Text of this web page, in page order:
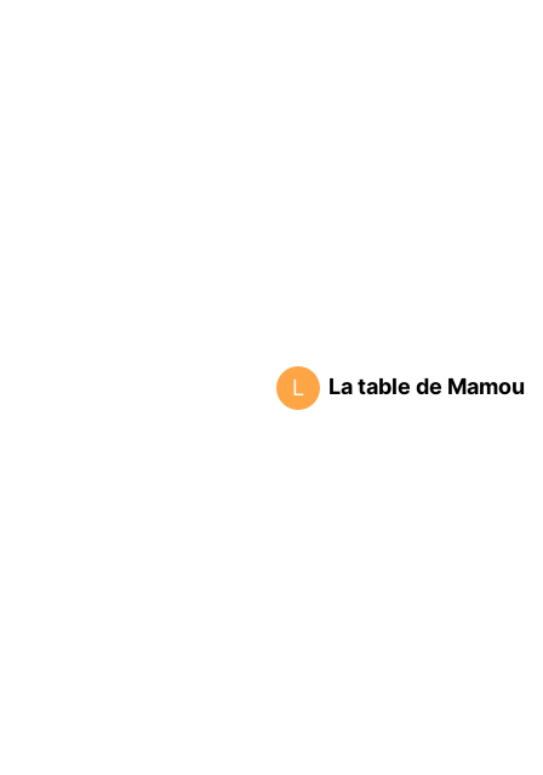
L La table de Mamou